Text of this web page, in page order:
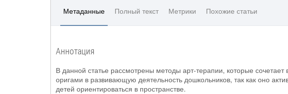
Метаданные Полный текст Метрики Похожие статьи
Аннотация
В данной статье рассмотрены методы арт-терапии, которые
оригами в развивающую деятельность дошкольников, так как оно
детей ориентироваться в пространстве.